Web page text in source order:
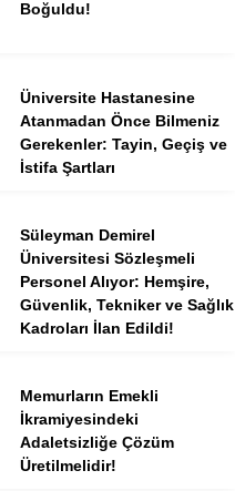
Boğuldu!
Üniversite Hastanesine
Atanmadan Önce Bilmeniz
Gerekenler: Tayin, Geçiş ve
İstifa Şartları
Süleyman Demirel
Üniversitesi Sözleşmeli
Personel Alıyor: Hemşire,
Güvenlik, Tekniker ve Sağlık
Kadroları İlan Edildi!
Memurların Emekli
İkramiyesindeki
Adaletsizliğe Çözüm
Üretilmelidir!